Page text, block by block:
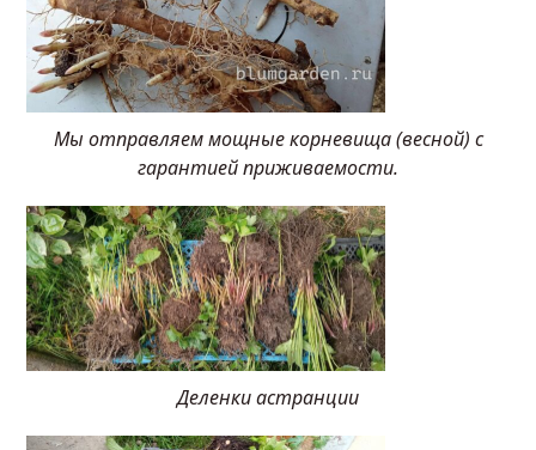
Мы отправляем мощные корневища (весной) с
гарантией приживаемости.
Деленки астранции